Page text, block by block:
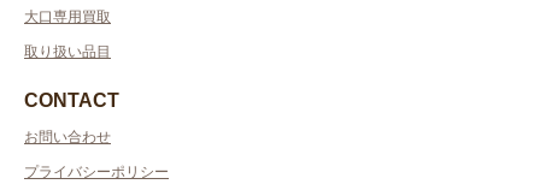
大口専用買取
取り扱い品目
CONTACT
お問い合わせ
プライバシーポリシー